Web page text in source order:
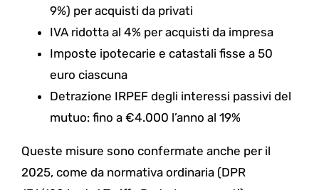
9%) per acquisti da privati
IVA ridotta al 4% per acquisti da impresa
Imposte ipotecarie e catastali fisse a 50
euro ciascuna
Detrazione IRPEF degli interessi passivi del
mutuo: fino a €4.000 l’anno al 19%
Queste misure sono confermate anche per il
2025, come da normativa ordinaria (DPR